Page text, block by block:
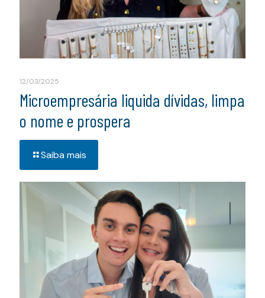
12/03/2025
Microempresária liquida dívidas, limpa
o nome e prospera
Saiba mais